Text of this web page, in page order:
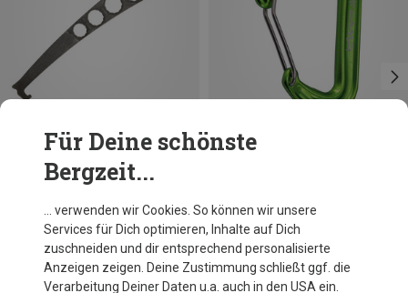
Du sparst 15%
Für Deine schönste
Bergzeit...
… verwenden wir Cookies. So können wir unsere
Services für Dich optimieren, Inhalte auf Dich
zuschneiden und dir entsprechend personalisierte
Anzeigen zeigen. Deine Zustimmung schließt ggf. die
Verarbeitung Deiner Daten u.a. auch in den USA ein.